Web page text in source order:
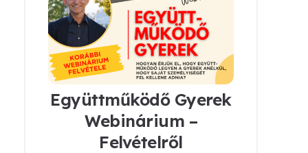
Együttműködő Gyerek
Webinárium –
Felvételről